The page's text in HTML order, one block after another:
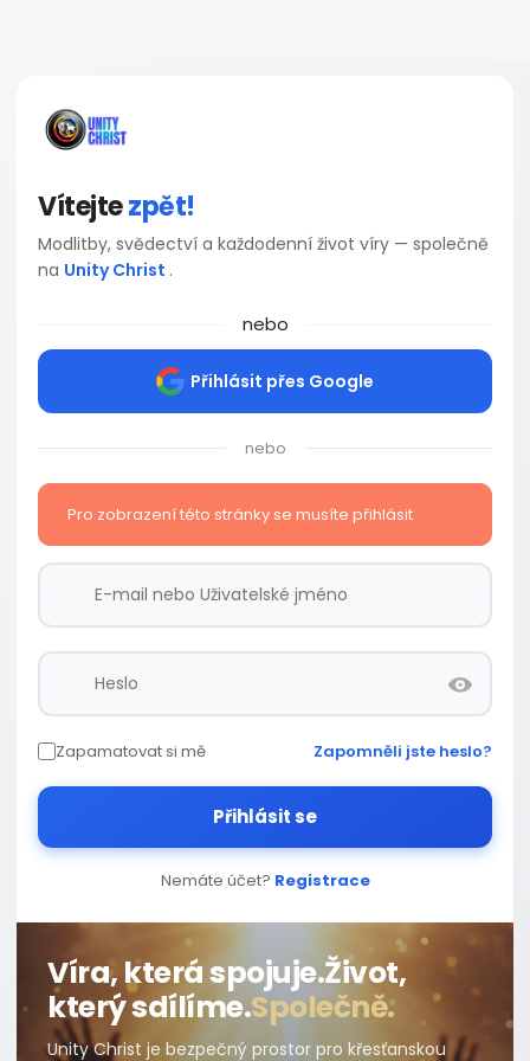
Vítejtezpět!
Modlitby, svědectví a každodenní život víry — společně
na Unity Christ .
nebo
Přihlásit přes Google
nebo
Pro zobrazení této stránky se musíte přihlásit
Zapamatovat si mě Zapomněli jste heslo?
Přihlásit se
Nemáte účet? Registrace
Víra, která spojuje.Život,
který sdílíme.Společně.
Unity Christ je bezpečný prostor pro křesťanskou